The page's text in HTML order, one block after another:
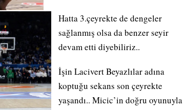
Hatta 3.çeyrekte de dengeler
sağlanmış olsa da benzer seyir
devam etti diyebiliriz..
İşin Lacivert Beyazlılar adına
koptuğu sekans son çeyrekte
yaşandı.. Micic’in doğru oyunuyla